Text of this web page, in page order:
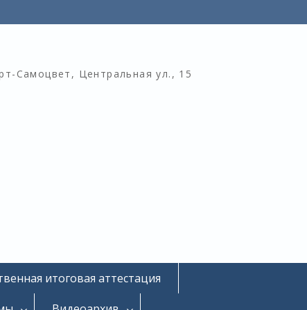
Самоцвет, Центральная ул., 15
итоговая аттестация